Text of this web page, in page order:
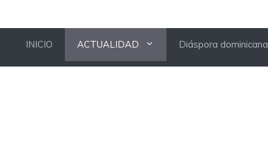
INICIO ACTUALIDAD Diáspora dominicana